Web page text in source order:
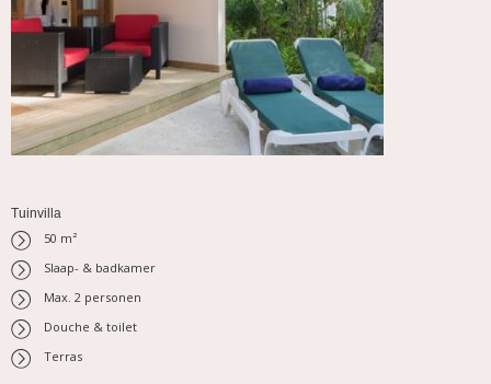
Tuinvilla
50 m²
Slaap- & badkamer
Max. 2 personen
Douche & toilet
Terras